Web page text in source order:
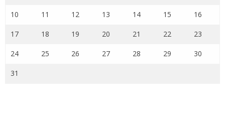
10 11 12 13 14 15 16
17 18 19 20 21 22 23
24 25 26 27 28 29 30
31